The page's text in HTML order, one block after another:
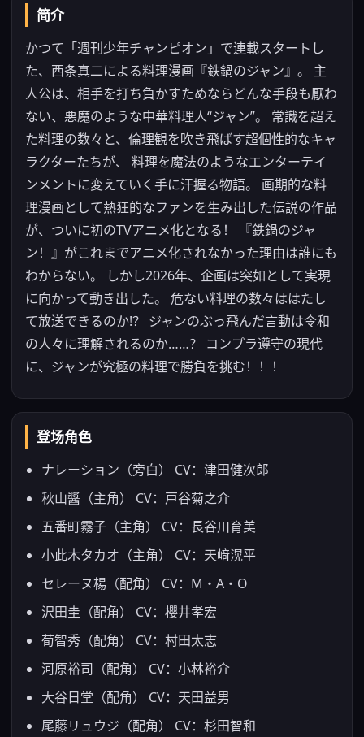
简介
かつて「週刊少年チャンピオン」で連載スタートし
た、西条真二による料理漫画『鉄鍋のジャン』。 主
人公は、相手を打ち負かすためならどんな手段も厭わ
ない、悪魔のような中華料理人“ジャン”。 常識を超え
た料理の数々と、倫理観を吹き飛ばす超個性的なキャ
ラクターたちが、 料理を魔法のようなエンターテイ
ンメントに変えていく手に汗握る物語。 画期的な料
理漫画として熱狂的なファンを生み出した伝説の作品
が、ついに初のTVアニメ化となる！ 『鉄鍋のジャ
ン！』がこれまでアニメ化されなかった理由は誰にも
わからない。 しかし2026年、企画は突如として実現
に向かって動き出した。 危ない料理の数々ははたし
て放送できるのか!？ ジャンのぶっ飛んだ言動は令和
の人々に理解されるのか……？ コンプラ遵守の現代
に、ジャンが究極の料理で勝負を挑む！！！
登场角色
ナレーション（旁白） CV：津田健次郎
秋山醬（主角） CV：戸谷菊之介
五番町霧子（主角） CV：長谷川育美
小此木タカオ（主角） CV：天﨑滉平
セレーヌ楊（配角） CV：M・A・O
沢田圭（配角） CV：櫻井孝宏
荀智秀（配角） CV：村田太志
河原裕司（配角） CV：小林裕介
大谷日堂（配角） CV：天田益男
尾藤リュウジ（配角） CV：杉田智和